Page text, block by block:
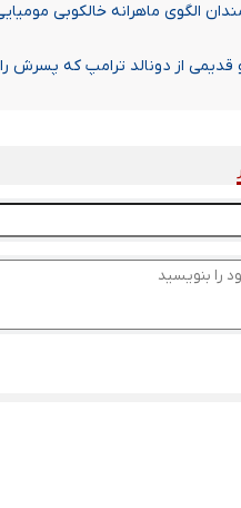
ماهرانه خالکوبی مومیایی ۸۰۰ساله پرو را که با تتوهای امروزی رقابت می‌کند، کشف
قدیمی از دونالد ترامپ که پسرش